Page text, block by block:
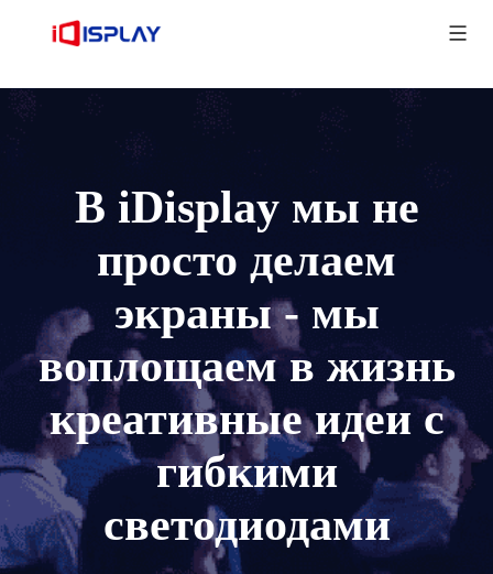
В iDisplay мы не
просто делаем
экраны - мы
воплощаем в жизнь
креативные идеи с
гибкими
светодиодами